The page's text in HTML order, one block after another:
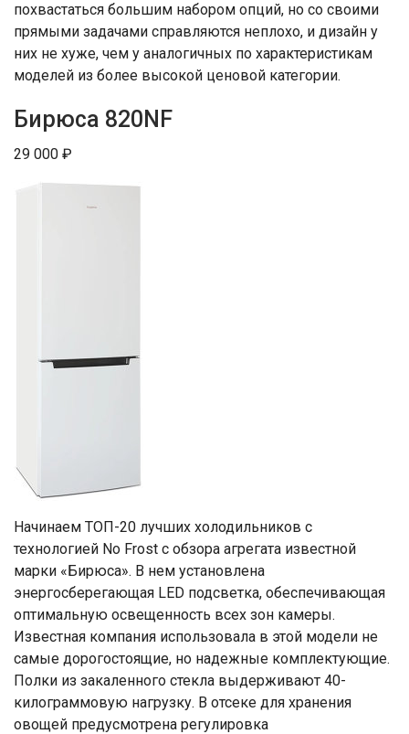
похвастаться большим набором опций, но со своими
прямыми задачами справляются неплохо, и дизайн у
них не хуже, чем у аналогичных по характеристикам
моделей из более высокой ценовой категории.
Бирюса 820NF
29 000 ₽
Начинаем ТОП-20 лучших холодильников с
технологией No Frost с обзора агрегата известной
марки «Бирюса». В нем установлена
энергосберегающая LED подсветка, обеспечивающая
оптимальную освещенность всех зон камеры.
Известная компания использовала в этой модели не
самые дорогостоящие, но надежные комплектующие.
Полки из закаленного стекла выдерживают 40-
килограммовую нагрузку. В отсеке для хранения
овощей предусмотрена регулировка